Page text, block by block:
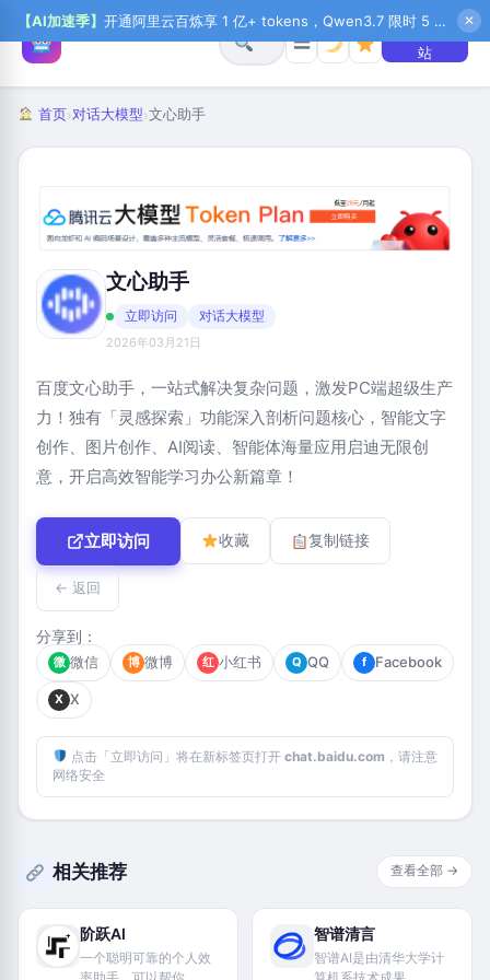
【AI加速季】 开通阿里云百炼享 1 亿+ tokens，Qwen3.7 限时 5 折起，秒悟新注送 1 万积分，加入 OPC 赢百万助力金，QoderWork CN 首月 0 元 ✕
☰
+ 提交网
站
首页›对话大模型›文心助手
文心助手
立即访问 对话大模型
2026年03月21日
百度文心助手，一站式解决复杂问题，激发PC端超级生产
力！独有「灵感探索」功能深入剖析问题核心，智能文字
创作、图片创作、AI阅读、智能体海量应用启迪无限创
意，开启高效智能学习办公新篇章！
立即访问 收藏 复制链接
← 返回
分享到：
微 微信 博 微博 红 小红书 Q QQ f Facebook
X X
点击「立即访问」将在新标签页打开 chat.baidu.com ，请注意
网络安全
相关推荐 查看全部 →
阶跃AI
一个聪明可靠的个人效
智谱清言
智谱AI是由清华大学计